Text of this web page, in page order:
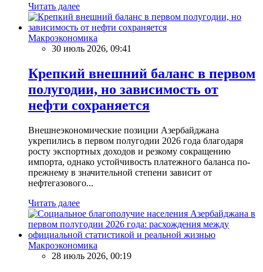
Читать далее
Макроэкономика
30 июль 2026, 09:41
Крепкий внешний баланс в первом
полугодии, но зависимость от
нефти сохраняется
Внешнеэкономические позиции Азербайджана
укрепились в первом полугодии 2026 года благодаря
росту экспортных доходов и резкому сокращению
импорта, однако устойчивость платежного баланса по-
прежнему в значительной степени зависит от
нефтегазового...
Читать далее
Макроэкономика
28 июль 2026, 00:19